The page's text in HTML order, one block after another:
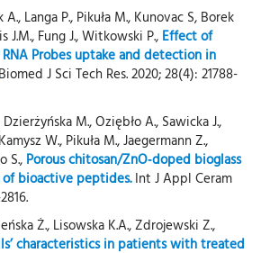
Langa P., Pikuła M., Kunovac S, Borek
J.M., Fung J., Witkowski P., Effect of
Probes uptake and detection in
J Sci Tech Res. 2020; 28(4): 21788-
M., Oziębło A., Sawicka J.,
W., Pikuła M., Jaegermann Z.,
S., Porous chitosan/ZnO‐doped bioglass
of bioactive peptides.Int J Appl Ceram
Ż., Lisowska K.A., Zdrojewski Z.,
characteristics in patients with treated